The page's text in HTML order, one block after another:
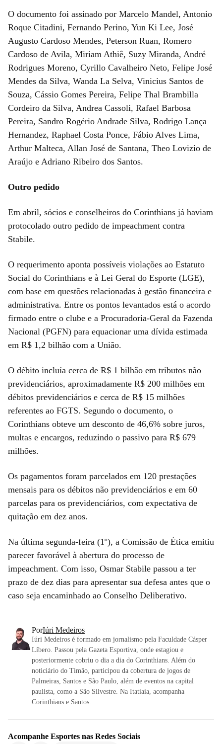
O documento foi assinado por Marcelo Mandel, Antonio
Roque Citadini, Fernando Perino, Yun Ki Lee, José
Augusto Cardoso Mendes, Peterson Ruan, Romero
Cardoso de Avila, Miriam Athiê, Suzy Miranda, André
Rodrigues Moreno, Cyrillo Cavalheiro Neto, Felipe José
Mendes da Silva, Wanda La Selva, Vinicius Santos de
Souza, Cássio Gomes Pereira, Felipe Thal Brambilla
Cordeiro da Silva, Andrea Cassoli, Rafael Barbosa
Pereira, Sandro Rogério Andrade Silva, Rodrigo Lança
Hernandez, Raphael Costa Ponce, Fábio Alves Lima,
Arthur Malteca, Allan José de Santana, Theo Lovizio de
Araújo e Adriano Ribeiro dos Santos.
Outro pedido
Em abril, sócios e conselheiros do Corinthians já haviam
protocolado outro pedido de impeachment contra
Stabile.
O requerimento aponta possíveis violações ao Estatuto
Social do Corinthians e à Lei Geral do Esporte (LGE),
com base em questões relacionadas à gestão financeira e
administrativa. Entre os pontos levantados está o acordo
firmado entre o clube e a Procuradoria-Geral da Fazenda
Nacional (PGFN) para equacionar uma dívida estimada
em R$ 1,2 bilhão com a União.
O débito incluía cerca de R$ 1 bilhão em tributos não
previdenciários, aproximadamente R$ 200 milhões em
débitos previdenciários e cerca de R$ 15 milhões
referentes ao FGTS. Segundo o documento, o
Corinthians obteve um desconto de 46,6% sobre juros,
multas e encargos, reduzindo o passivo para R$ 679
milhões.
Os pagamentos foram parcelados em 120 prestações
mensais para os débitos não previdenciários e em 60
parcelas para os previdenciários, com expectativa de
quitação em dez anos.
Na última segunda-feira (1º), a Comissão de Ética emitiu
parecer favorável à abertura do processo de
impeachment. Com isso, Osmar Stabile passou a ter
prazo de dez dias para apresentar sua defesa antes que o
caso seja encaminhado ao Conselho Deliberativo.
PorIúri Medeiros
Iúri Medeiros é formado em jornalismo pela Faculdade Cásper
Líbero. Passou pela Gazeta Esportiva, onde estagiou e
posteriormente cobriu o dia a dia do Corinthians. Além do
noticiário do Timão, participou da cobertura de jogos de
Palmeiras, Santos e São Paulo, além de eventos na capital
paulista, como a São Silvestre. Na Itatiaia, acompanha
Corinthians e Santos.
Acompanhe Esportes nas Redes Sociais